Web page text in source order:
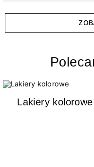
Lakiery kolorowe